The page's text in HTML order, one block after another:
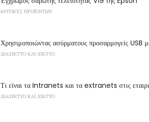
ΚΡΙΤΙΚΈΣ ΠΡΟΪΌΝΤΩΝ
Χρησιμοποιώντας ασύρματους προσαρμογείς
ΔΙΑΔΊΚΤΥΟ ΚΑΙ ΔΊΚΤΥΟ
Τι είναι τα Intranets και τα extranets στις
ΔΙΑΔΊΚΤΥΟ ΚΑΙ ΔΊΚΤΥΟ